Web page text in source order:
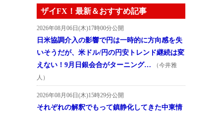
ザイFX！最新＆おすすめ記事
2026年08月06日(木)17時00分公開
日米協調介入の影響で円は一時的に方向感を失
いそうだが、米ドル/円の円安トレンド継続は変
えない！9月日銀会合がターニング…
（今井雅
人）
2026年08月06日(木)15時29分公開
それぞれの解釈でもって鎮静化してきた中東情